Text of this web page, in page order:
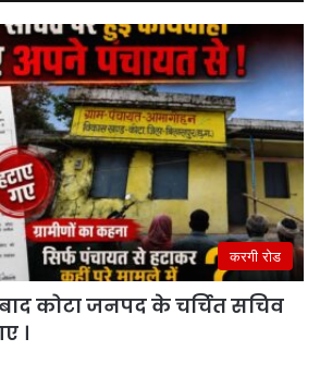
करगी रोड
कोटा जनपद के चर्चित सचिव
।